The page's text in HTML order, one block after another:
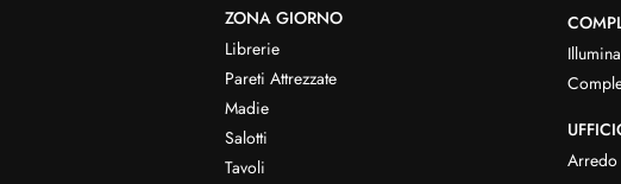
ZONA GIORNO
Librerie
Pareti Attrezzate
Madie
Salotti
Tavoli